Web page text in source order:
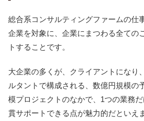
総合系コンサルティングファームの仕
企業を対象に、企業にまつわる全ての
トすることです。
大企業の多くが、クライアントになり
ルタントで構成される、数億円規模の
模プロジェクトのなかで、1つの業務
貫サポートできる点が魅力的だといえ